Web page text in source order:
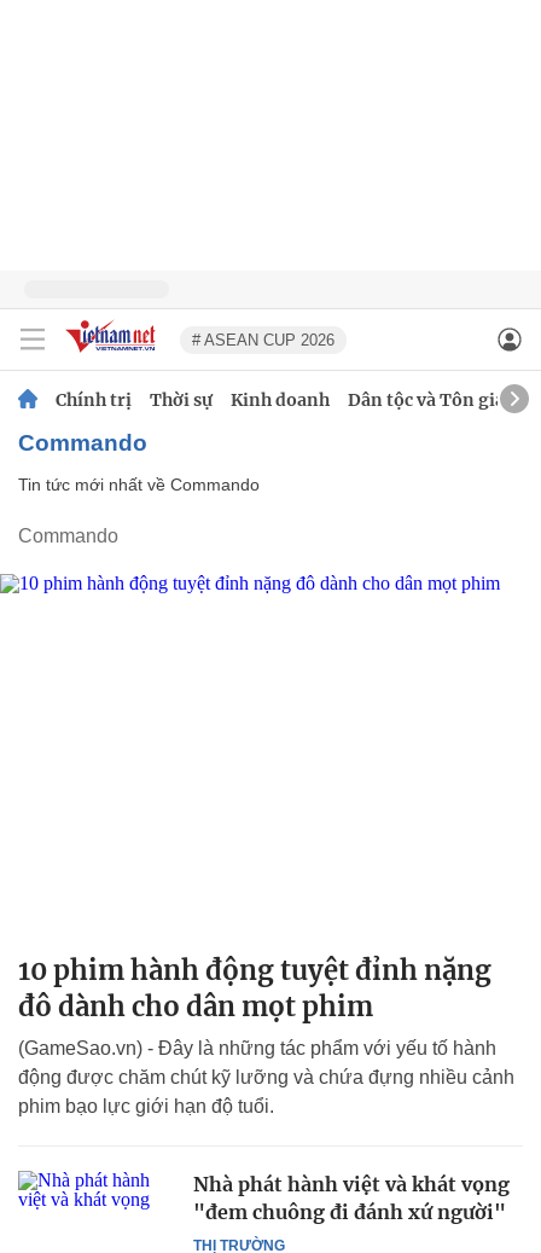
# ASEAN CUP 2026
Chính trị Thời sự Kinh doanh Dân tộc và Tôn giáo
Commando
Tin tức mới nhất về Commando
Commando
10 phim hành động tuyệt đỉnh nặng
đô dành cho dân mọt phim
(GameSao.vn) - Đây là những tác phẩm với yếu tố hành
động được chăm chút kỹ lưỡng và chứa đựng nhiều cảnh
phim bạo lực giới hạn độ tuổi.
THỊ TRƯỜNG
Nhà phát hành việt và khát vọng
"đem chuông đi đánh xứ người"